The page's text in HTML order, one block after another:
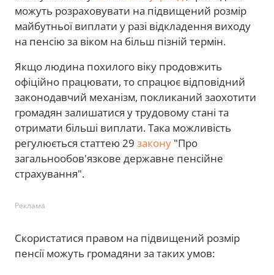
можуть розраховувати на підвищений розмір
майбутньої виплати у разі відкладення виходу
на пенсію за віком на більш пізній термін.
Якщо людина похилого віку продовжить
офіційно працювати, то спрацює відповідний
законодавчий механізм, покликаний заохотити
громадян залишатися у трудовому стані та
отримати більші виплати. Така можливість
регулюється статтею 29 закону "Про
загальнообов'язкове державне пенсійне
страхування".
Реклама
Скористатися правом на підвищений розмір
пенсії можуть громадяни за таких умов: